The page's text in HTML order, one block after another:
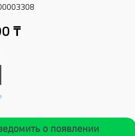
₸Цена
о появлении